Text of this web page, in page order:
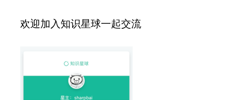
欢迎加入知识星球一起交流